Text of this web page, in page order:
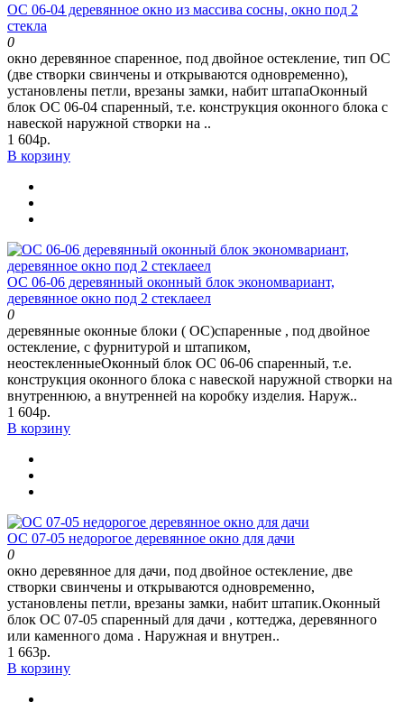
ОС 06-04 деревянное окно из массива сосны, окно под 2
стекла
0
окно деревянное спаренное, под двойное остекление, тип ОС
(две створки свинчены и открываются одновременно),
установлены петли, врезаны замки, набит штапаОконный
блок ОС 06-04 спаренный, т.е. конструкция оконного блока с
навеской наружной створки на ..
1 604р.
В корзину
ОС 06-06 деревянный оконный блок экономвариант,
деревянное окно под 2 стеклаеел
0
деревянные оконные блоки ( ОС)спаренные , под двойное
остекление, с фурнитурой и штапиком,
неостекленныеОконный блок ОС 06-06 спаренный, т.е.
конструкция оконного блока с навеской наружной створки на
внутреннюю, а внутренней на коробку изделия. Наруж..
1 604р.
В корзину
ОС 07-05 недорогое деревянное окно для дачи
0
окно деревянное для дачи, под двойное остекление, две
створки свинчены и открываются одновременно,
установлены петли, врезаны замки, набит штапик.Оконный
блок ОС 07-05 спаренный для дачи , коттеджа, деревянного
или каменного дома . Наружная и внутрен..
1 663р.
В корзину